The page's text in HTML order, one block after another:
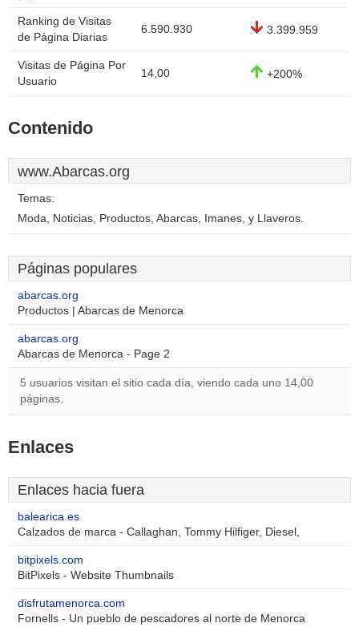
Ranking de Visitas
de Página Diarias
6.590.930 3.399.959
Visitas de Página Por
Usuario
14,00 +200%
Contenido
www.Abarcas.org
Temas:
Moda, Noticias, Productos, Abarcas, Imanes, y Llaveros.
Páginas populares
abarcas.org
Productos | Abarcas de Menorca
abarcas.org
Abarcas de Menorca - Page 2
5 usuarios visitan el sitio cada día, viendo cada uno 14,00
páginas.
Enlaces
Enlaces hacia fuera
balearica.es
Calzados de marca - Callaghan, Tommy Hilfiger, Diesel,
bitpixels.com
BitPixels - Website Thumbnails
disfrutamenorca.com
Fornells - Un pueblo de pescadores al norte de Menorca